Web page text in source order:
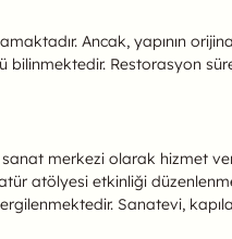
Ancak, yapının
Restorasyon
merkezi olarak hizmet
atölyesi etkinliği
Sanatevi,